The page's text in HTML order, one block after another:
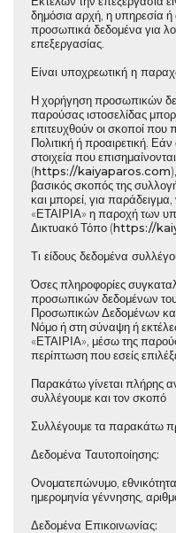
δημόσια αρχή, η υπηρεσία
προσωπικά δεδομένα για
επεξεργασίας.
Είναι υποχρεωτική η
Η χορήγηση προσωπικών
παρούσας ιστοσελίδας
επιτευχθούν οι σκοποί που
Πολιτική ή προαιρετική.
στοιχεία που
(https://kaiyaparos.com
βασικός σκοπός της
και μπορεί, για
«ΕΤΑΙΡΙΑ» η παροχή των
Δικτυακό Τόπο (https://
Τι είδους δεδομένα
Όσες πληροφορίες
προσωπικών δεδομένων
Προσωπικών Δεδομένων και
Νόμο ή στη σύναψη ή
«ΕΤΑΙΡΙΑ», μέσω της
περίπτωση που εσείς
Παρακάτω γίνεται πλήρης
συλλέγουμε και τον σκοπό
Συλλέγουμε τα παρακάτω
Δεδομένα Ταυτοποίησης:
Ονοματεπώνυμο,
ημερομηνία γέννησης,
Δεδομένα Επικοινωνίας: